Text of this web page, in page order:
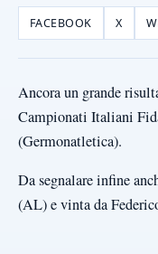
FACEBOOK X
Ancora un grande
Campionati Italiani
(Germonatletica).
Da segnalare infine
(AL) e vinta da